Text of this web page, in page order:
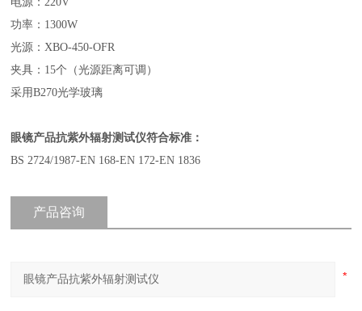
功率：1300W
光源：XBO-450-OFR
夹具：15个（光源距离可调）
采用B270光学玻璃
眼镜产品抗紫外辐射测试仪符合标准：
BS 2724/1987-EN 168-EN 172-EN 1836
产品咨询